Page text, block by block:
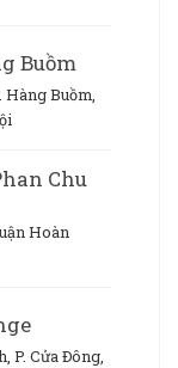
Buồm
Hàng Buồm,
Chu
Hoàn
P. Cửa Đông,